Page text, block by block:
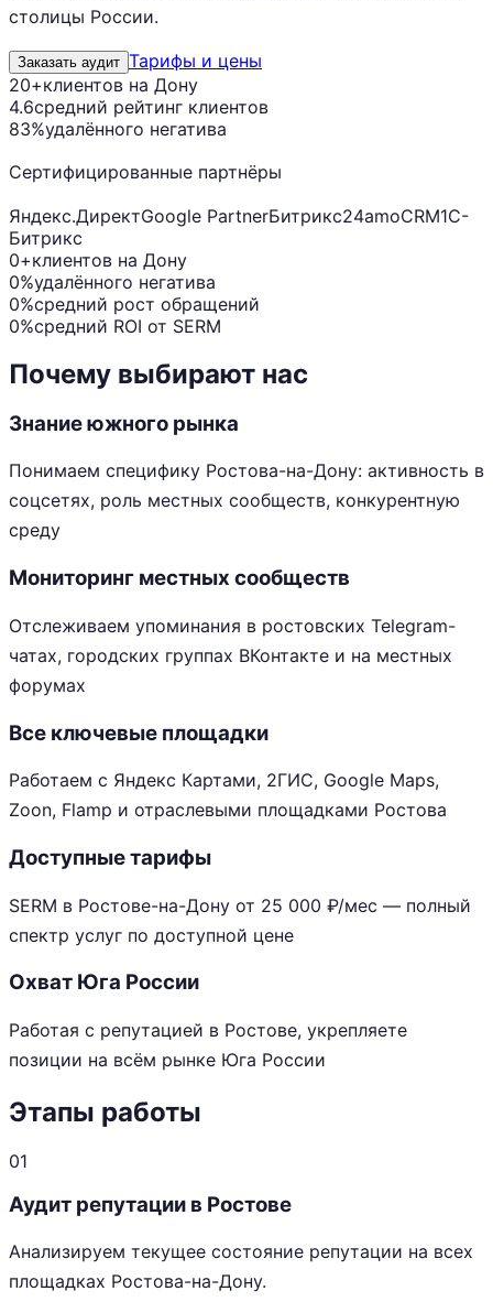
столицы России.
Заказать аудит Тарифы и цены
20+клиентов на Дону
4.6средний рейтинг клиентов
83%удалённого негатива
Сертифицированные партнёры
Яндекс.ДиректGoogle PartnerБитрикс24amoCRM1С-
Битрикс
0+клиентов на Дону
0%удалённого негатива
0%средний рост обращений
0%средний ROI от SERM
Почему выбирают нас
Знание южного рынка
Понимаем специфику Ростова-на-Дону: активность в
соцсетях, роль местных сообществ, конкурентную
среду
Мониторинг местных сообществ
Отслеживаем упоминания в ростовских Telegram-
чатах, городских группах ВКонтакте и на местных
форумах
Все ключевые площадки
Работаем с Яндекс Картами, 2ГИС, Google Maps,
Zoon, Flamp и отраслевыми площадками Ростова
Доступные тарифы
SERM в Ростове-на-Дону от 25 000 ₽/мес — полный
спектр услуг по доступной цене
Охват Юга России
Работая с репутацией в Ростове, укрепляете
позиции на всём рынке Юга России
Этапы работы
01
Аудит репутации в Ростове
Анализируем текущее состояние репутации на всех
площадках Ростова-на-Дону.